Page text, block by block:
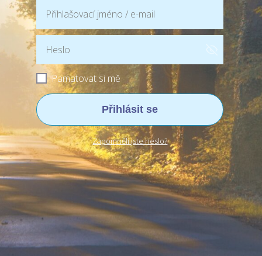
Pamatovat si mě
Přihlásit se
Zapomněli jste heslo?